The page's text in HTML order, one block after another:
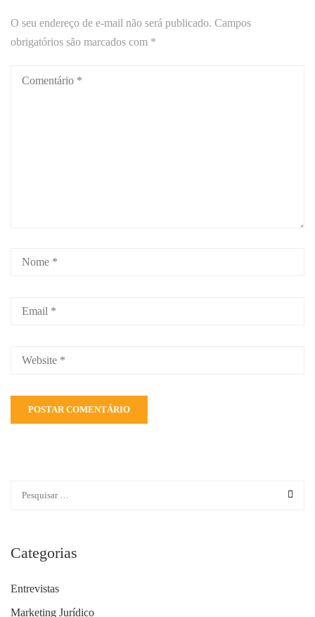
O seu endereço de e-mail não será publicado. Campos
obrigatórios são marcados com *
Categorias
Entrevistas
Marketing Jurídico